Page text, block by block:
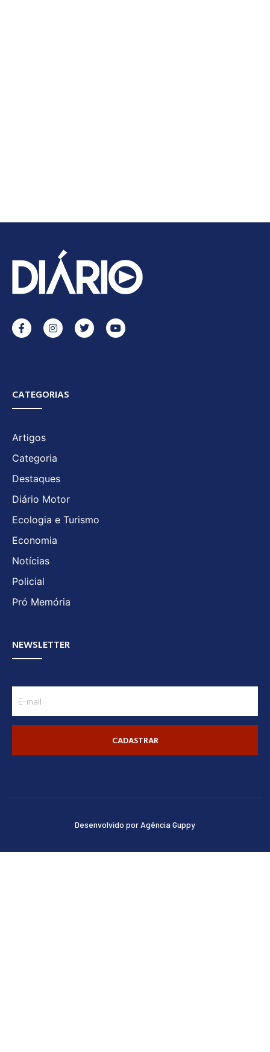
CATEGORIAS
Artigos
Categoria
Destaques
Diário Motor
Ecologia e Turismo
Economia
Notícias
Policial
Pró Memória
NEWSLETTER
CADASTRAR
Desenvolvido por Agência Guppy